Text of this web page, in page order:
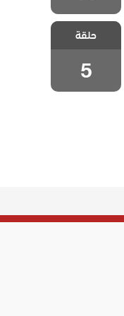
مسلسل رحلة
الحب حاجي بيرم
ولي الحلقة 5
حلقة
5